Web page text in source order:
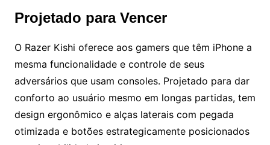
Projetado para Vencer
O Razer Kishi oferece aos gamers que têm iPhone a
mesma funcionalidade e controle de seus
adversários que usam consoles. Projetado para dar
conforto ao usuário mesmo em longas partidas, tem
design ergonômico e alças laterais com pegada
otimizada e botões estrategicamente posicionados